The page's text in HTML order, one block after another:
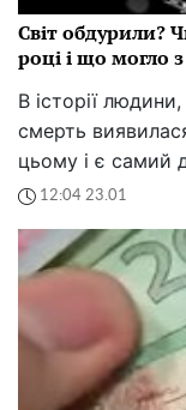
Світ обдурили?
році і що могло
В історії
смерть
цьому і є самий
12:04 23.01